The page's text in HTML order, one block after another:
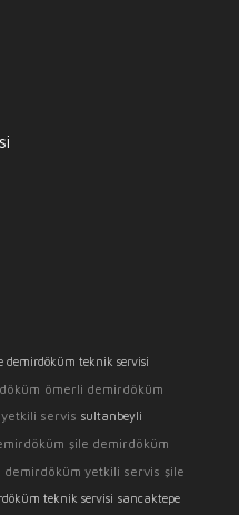
demirdöküm teknik servisi
ömerli demirdöküm
yetkili servis sultanbeyli
şile demirdöküm
demirdöküm yetkili servis şile
teknik servisi sancaktepe